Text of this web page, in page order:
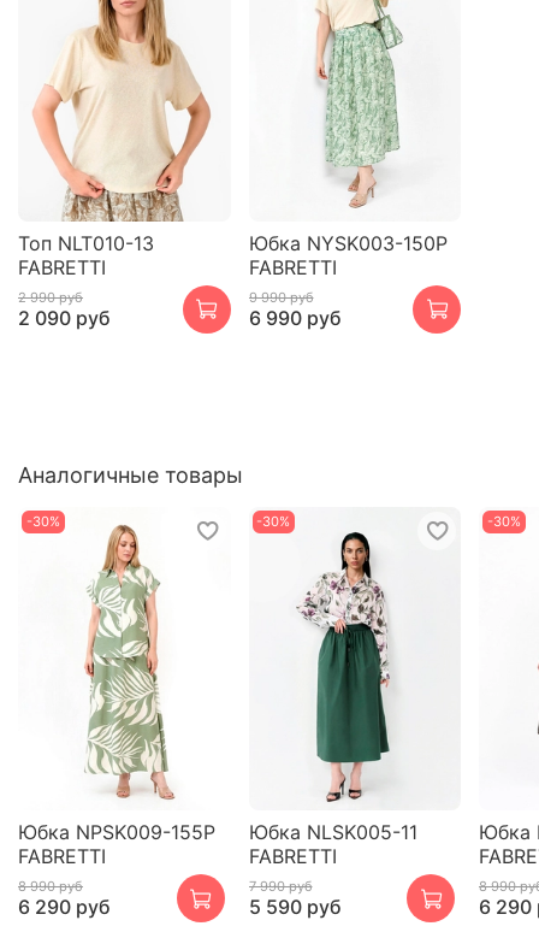
Топ NLT010-13
FABRETTI
2 990 руб
2 090 руб
Юбка NYSK003-150P
FABRETTI
9 990 руб
6 990 руб
Аналогичные товары
-30%
Юбка NPSK009-155P
FABRETTI
8 990 руб
6 290 руб
-30%
Юбка NLSK005-11
FABRETTI
7 990 руб
5 590 руб
-30%
Юбка
8 990
6 290